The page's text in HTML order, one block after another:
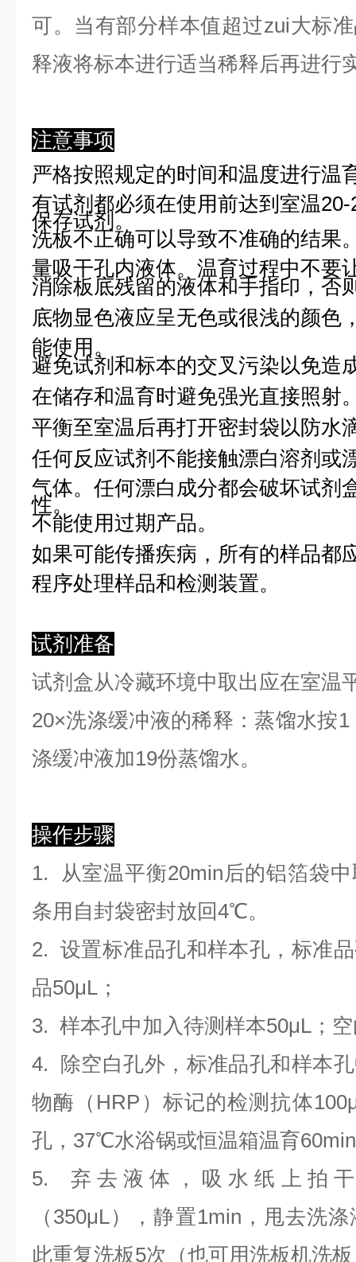
可。当有部分样本值超过zui大标
释液将标本进行适当稀释后再进行
注意事项
严格按照规定的时间和温度进行温
有试剂都必须在使用前达到室温
保存试剂。
洗板不正确可以导致不准确的结果
量吸干孔内液体。温育过程中不要
消除板底残留的液体和手指印，否
底物显色液应呈无色或很浅的颜色
能使用。
避免试剂和标本的交叉污染以免造
在储存和温育时避免强光直接照射
平衡至室温后再打开密封袋以防水
任何反应试剂不能接触漂白溶剂或
气体。任何漂白成分都会破坏试剂
性。
不能使用过期产品。
如果可能传播疾病，所有的样品都
程序处理样品和检测装置。
试剂准备
试剂盒从冷藏环境中取出应在室温
20×洗涤缓冲液的稀释：蒸馏水按
涤缓冲液加19份蒸馏水。
操作步骤
1. 从室温平衡20min后的铝箔袋
条用自封袋密封放回4℃。
2. 设置标准品孔和样本孔，标准
品50μL；
3. 样本孔中加 入待测样本50μL；
4.
除空白孔外，标准品孔和样本
物酶（HRP）标记的检测抗体
孔，37℃水浴锅或恒温箱温育
5. 弃去液体，吸水纸上拍
（350μL）
，静置1min，甩去洗
此重复洗板5次（也可用洗板机洗